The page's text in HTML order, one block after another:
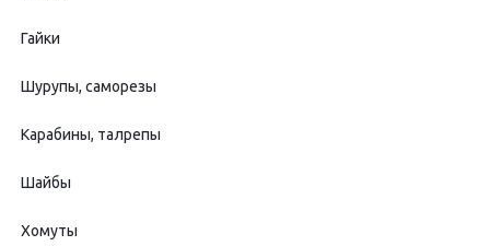
Гайки
Шурупы, саморезы
Карабины, талрепы
Шайбы
Хомуты